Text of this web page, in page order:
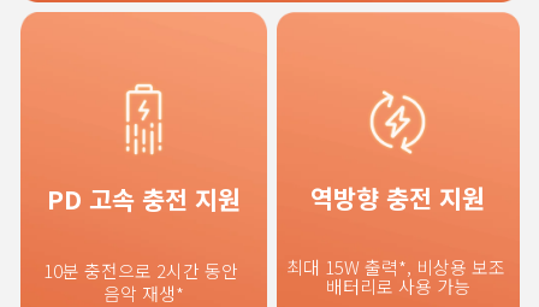
PD 고속 충전 지원
10분 충전으로 2시간 동안
음악 재생*
역방향 충전 지원
최대 15W 출력*, 비상용 보조
배터리로 사용 가능